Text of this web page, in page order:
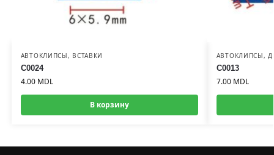
АВТОКЛИПСЫ, ВСТАВКИ
C0024
4.00 MDL
В корзину
АВТОКЛИПСЫ,
C0013
7.00 MDL